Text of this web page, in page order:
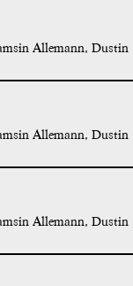
Allemann, Dustin
Allemann, Dustin
Allemann, Dustin